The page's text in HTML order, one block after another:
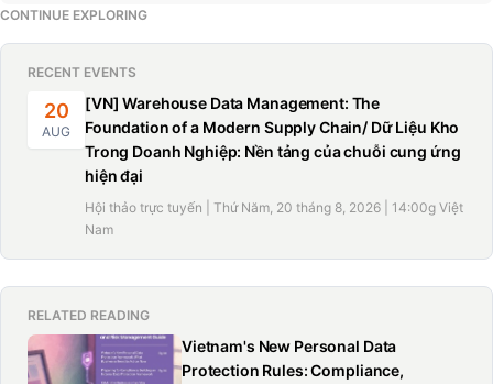
CONTINUE EXPLORING
RECENT EVENTS
20
AUG
[VN] Warehouse Data Management: The
Foundation of a Modern Supply Chain/ Dữ Liệu Kho
Trong Doanh Nghiệp: Nền tảng của chuỗi cung ứng
hiện đại
Hội thảo trực tuyến | Thứ Năm, 20 tháng 8, 2026 | 14:00g Việt
Nam
RELATED READING
Vietnam's New Personal Data
Protection Rules: Compliance,